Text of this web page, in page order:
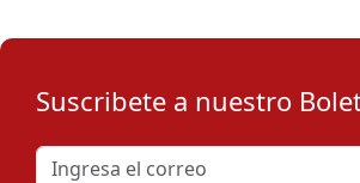
Suscribete a nuestro